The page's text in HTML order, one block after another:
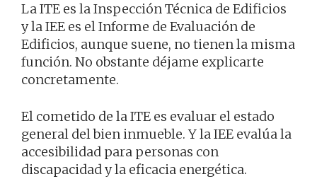
La ITE es la Inspección Técnica de Edificios
y la IEE es el Informe de Evaluación de
Edificios, aunque suene, no tienen la misma
función. No obstante déjame explicarte
concretamente.
El cometido de la ITE es evaluar el estado
general del bien inmueble. Y la IEE evalúa la
accesibilidad para personas con
discapacidad y la eficacia energética.